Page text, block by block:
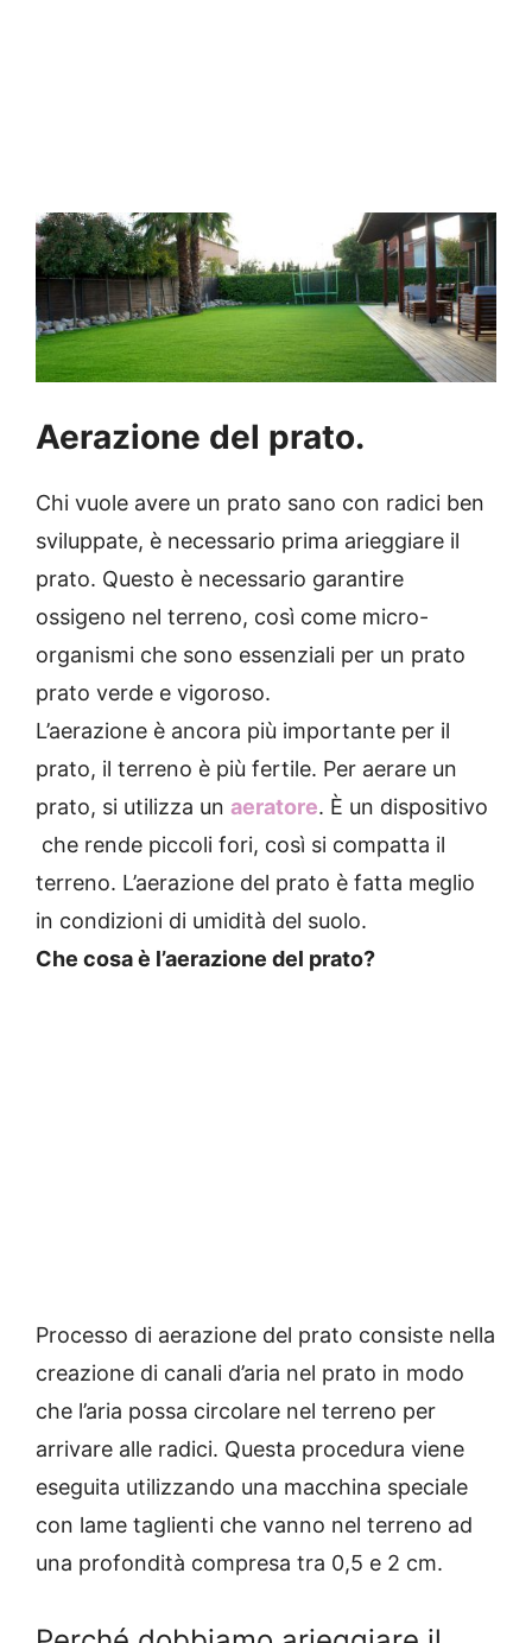
Aerazione del prato.
Chi vuole avere un prato sano con radici ben
sviluppate, è necessario prima arieggiare il
prato. Questo è necessario garantire
ossigeno nel terreno, così come micro-
organismi che sono essenziali per un prato
prato verde e vigoroso.
L’aerazione è ancora più importante per il
prato, il terreno è più fertile. Per aerare un
prato, si utilizza un aeratore. È un dispositivo
che rende piccoli fori, così si compatta il
terreno. L’aerazione del prato è fatta meglio
in condizioni di umidità del suolo.
Che cosa è l’aerazione del prato?
Processo di aerazione del prato consiste nella
creazione di canali d’aria nel prato in modo
che l’aria possa circolare nel terreno per
arrivare alle radici. Questa procedura viene
eseguita utilizzando una macchina speciale
con lame taglienti che vanno nel terreno ad
una profondità compresa tra 0,5 e 2 cm.